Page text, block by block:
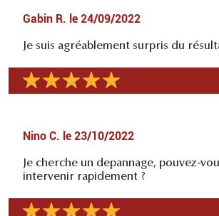
Gabin R. le 24/09/2022
Je suis agréablement surpris du
Nino C. le 23/10/2022
Je cherche un depannage, pouvez-
intervenir rapidement ?